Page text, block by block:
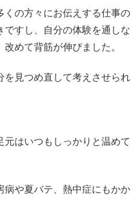
くの方々にお伝えする仕事の
すし、自分の体験を通しな
めて背筋が伸びました。
を見つめ直して考えさせられ
はいつもしっかりと温めて
病や夏バテ、熱中症にもかか